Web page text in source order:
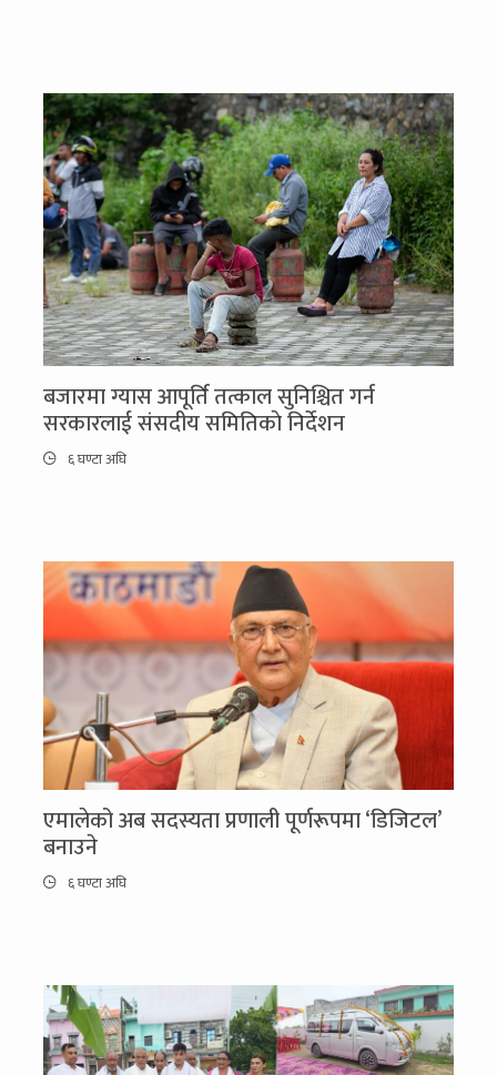
बजारमा ग्यास आपूर्ति तत्काल सुनिश्चित गर्न
सरकारलाई संसदीय समितिकाे निर्देशन
६ घण्टा अघि
एमालेको अब सदस्यता प्रणाली पूर्णरूपमा ‘डिजिटल’
बनाउने
६ घण्टा अघि